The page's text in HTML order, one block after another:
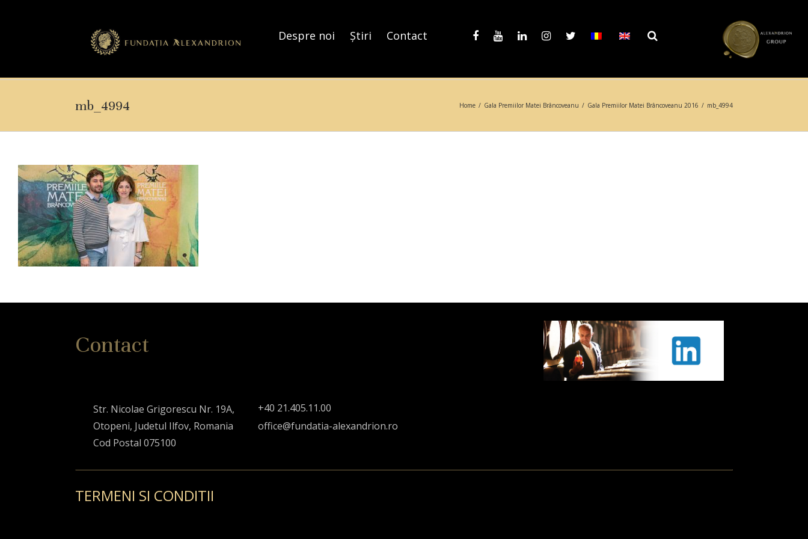
Despre noi Știri Contact
mb_4994 Home / Gala Premiilor Matei Brâncoveanu / Gala Premiilor Matei Brâncoveanu 2016 / mb_4994
Contact
Str. Nicolae Grigorescu Nr. 19A,
Otopeni, Judetul Ilfov, Romania
Cod Postal 075100
+40 21.405.11.00
office@fundatia-alexandrion.ro
TERMENI SI CONDITII